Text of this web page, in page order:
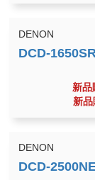
DENON
新品
新品
DENON